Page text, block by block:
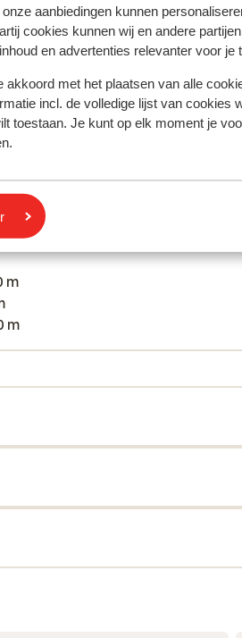
aanbiedingen kunnen
cookies kunnen wij en andere
en advertenties relevanter voor je
met het plaatsen van alle
incl. de volledige lijst van cookies
toestaan. Je kunt op elk moment je
partner
m
m
m